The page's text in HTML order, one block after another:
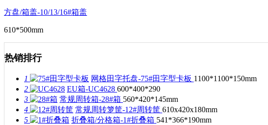
方盘/箱盖-10/13/16#箱盖
610*500mm
热销排行
1 网格田字托盘-75#田字型卡板 1100*1100*150mm
2
EU箱-UC4628 600*400*290
3
常规周转箱-28#箱 560*420*145mm
4
常规周转箩筐-12#周转筐 610x420x180mm
5
折叠箱/分格箱-1#折叠箱 541*366*190mm